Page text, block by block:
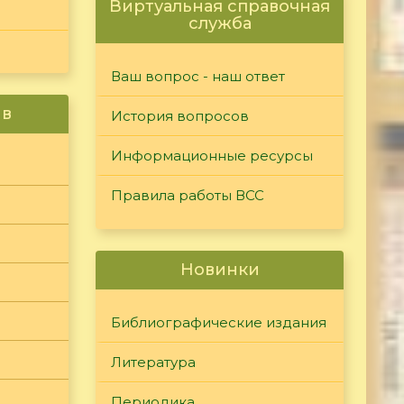
Виртуальная справочная
служба
Ваш вопрос - наш ответ
История вопросов
Информационные ресурсы
Правила работы ВСС
Новинки
Библиографические издания
Литература